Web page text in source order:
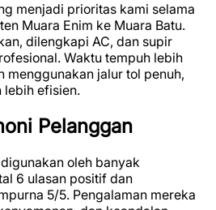
menjadi prioritas kami selama
Muara Enim ke Muara Batu.
dilengkapi AC, dan supir
Waktu tempuh lebih
menggunakan jalur tol penuh,
lebih efisien.
Pelanggan
oleh banyak
6 ulasan positif dan
5/5. Pengalaman mereka